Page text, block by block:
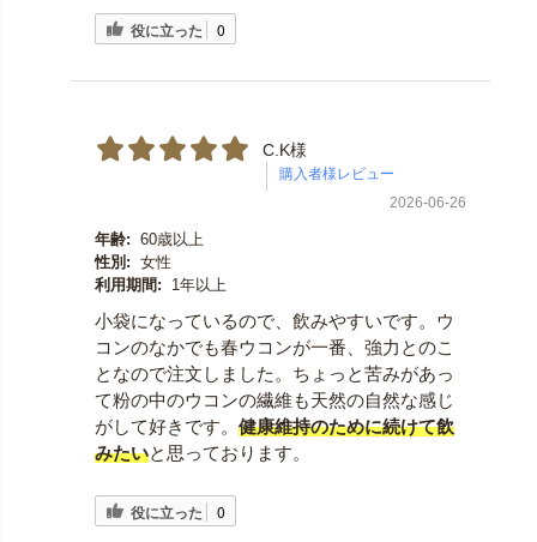
役に立った 0
C.K様
2026-06-26
年齢: 60歳以上
性別: 女性
利用期間:
1年以上
小袋になっているので、飲みやすいです。ウ
コンのなかでも春ウコンが一番、強力とのこ
となので注文しました。ちょっと苦みがあっ
て粉の中のウコンの繊維も天然の自然な感じ
がして好きです。 健康維持のために続けて飲
みたいと思っております。
役に立った 0